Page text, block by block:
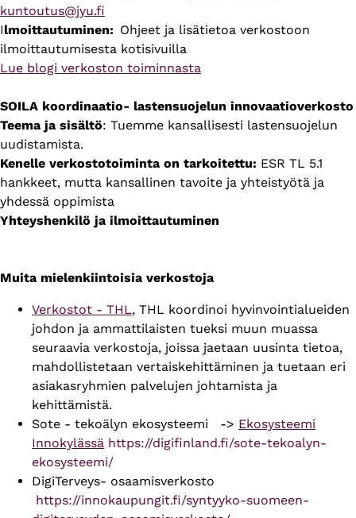
kuntoutus@jyu.fi
Ilmoittautuminen: Ohjeet ja lisätietoa verkostoon
ilmoittautumisesta kotisivuilla
Lue blogi verkoston toiminnasta
SOILA koordinaatio- lastensuojelun innovaatioverkosto
Teema ja sisältö: Tuemme kansallisesti lastensuojelun
uudistamista.
Kenelle verkostotoiminta on tarkoitettu: ESR TL 5.1
hankkeet, mutta kansallinen tavoite ja yhteistyötä ja
yhdessä oppimista
Yhteyshenkilö ja ilmoittautuminen
Muita mielenkiintoisia verkostoja
Verkostot - THL, THL koordinoi hyvinvointialueiden
johdon ja ammattilaisten tueksi muun muassa
seuraavia verkostoja, joissa jaetaan uusinta tietoa,
mahdollistetaan vertaiskehittäminen ja tuetaan eri
asiakasryhmien palvelujen johtamista ja
kehittämistä.
Sote - tekoälyn ekosysteemi -> Ekosysteemi
Innokylässä https://digifinland.fi/sote-tekoalyn-
ekosysteemi/
DigiTerveys- osaamisverkosto
https://innokaupungit.fi/syntyyko-suomeen-